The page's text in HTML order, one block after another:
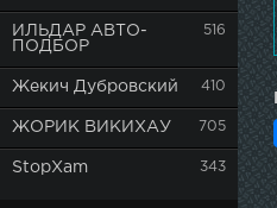
ИЛЬДАР АВТО-
ПОДБОР
516
Жекич Дубровский 410
ЖОРИК ВИКИХАУ 705
StopXam 343